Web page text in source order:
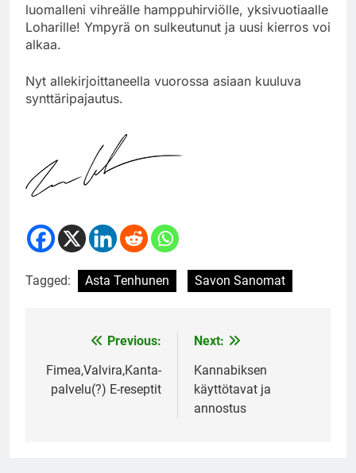
luomalleni vihreälle hamppuhirviölle, yksivuotiaalle
Loharille! Ympyrä on sulkeutunut ja uusi kierros voi
alkaa.
Nyt allekirjoittaneella vuorossa asiaan kuuluva
synttäripajautus.
Tagged: Asta Tenhunen Savon Sanomat
navigation
Previous:
Fimea,Valvira,Kanta-
palvelu(?) E-reseptit
Next:
Kannabiksen
käyttötavat ja
annostus